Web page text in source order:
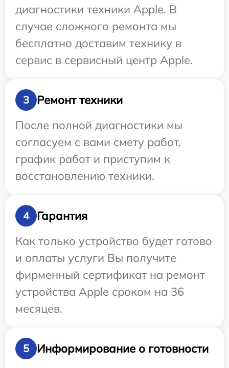
диагностики техники Apple. В
случае сложного ремонта мы
бесплатно доставим технику в
сервис в сервисный центр Apple.
3
Ремонт техники
После полной диагностики мы
согласуем с вами смету работ,
график работ и приступим к
восстановлению техники.
4
Гарантия
Как только устройство будет готово
и оплаты услуги Вы получите
фирменный сертификат на ремонт
устройства Apple сроком на 36
месяцев.
5
Информирование о готовности